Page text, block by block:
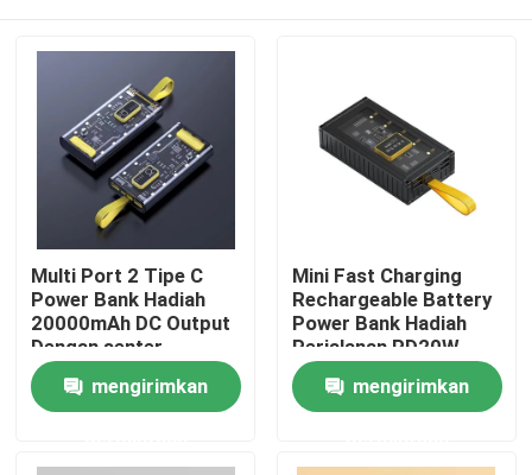
Rumah
Produk
video
Multi Port 2 Tipe C
Power Bank Hadiah
20000mAh DC Output
Dengan senter
mengirimkan
Mini Fast Charging
Rechargeable Battery
Power Bank Hadiah
Perjalanan PD20W
Dengan senter Untuk
Ponsel mengirimkan